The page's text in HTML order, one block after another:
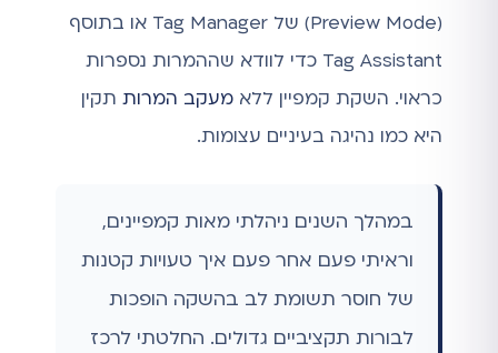
(Preview Mode) של Tag Manager או בתוסף
Tag Assistant כדי לוודא שההמרות נספרות
כראוי. השקת קמפיין ללא מעקב המרות תקין
היא כמו נהיגה בעיניים עצומות.
במהלך השנים ניהלתי מאות קמפיינים,
וראיתי פעם אחר פעם איך טעויות קטנות
של חוסר תשומת לב בהשקה הופכות
לבורות תקציביים גדולים. החלטתי לרכז